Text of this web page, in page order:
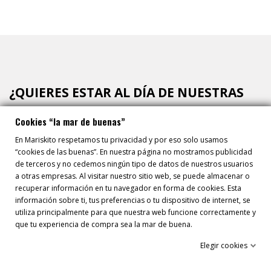
¿QUIERES ESTAR AL DÍA DE NUESTRAS
OFERTAS?
Autorizo el tratamiento de mis datos para gestionar el envío de
información comercial
Responsable: RECIEN PESCADO, SL.; Finalidad: mantener la relación comercial con el
usuario; Legitimación: Consentimiento; Destinatarios: No se comunicarán los datos a
explica en la información adicional. Puede consultar la información adicional y detallada
Cookies “la mar de buenas”
En Mariskito respetamos tu privacidad y por eso solo usamos
“cookies de las buenas”. En nuestra página no mostramos publicidad
de terceros y no cedemos ningún tipo de datos de nuestros usuarios
a otras empresas. Al visitar nuestro sitio web, se puede almacenar o
recuperar información en tu navegador en forma de cookies. Esta
información sobre ti, tus preferencias o tu dispositivo de internet, se
utiliza principalmente para que nuestra web funcione correctamente y
que tu experiencia de compra sea la mar de buena.
Elegir cookies